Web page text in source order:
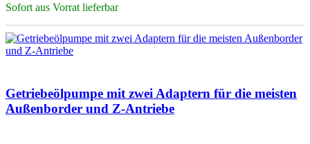
Sofort aus Vorrat lieferbar
Getriebeölpumpe mit zwei Adaptern für die meisten
Außenborder und Z-Antriebe